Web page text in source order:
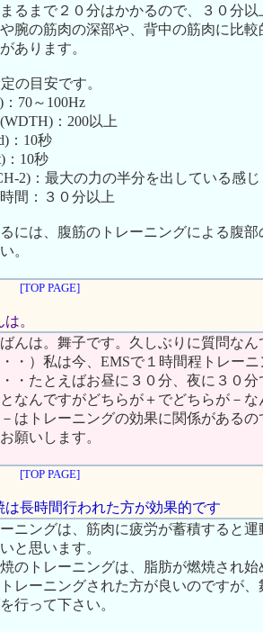
るまで２０分はかかるので、３０分
腕の筋肉の深部や、背中の筋肉に比
あります。
の目安です。
70～100Hz
：200以上
：10秒
：10秒
2)：最大の力の半分を出している感じ
間：３０分以上
には、腹筋のトレーニングによる腹
。
[TOP PAGE]
。
んは。舞子です。久しぶりに質問な
・）私は今、EMSで１時間程トレー
・たとえばお昼に３０分、夜に３０
なんですがどちらが＋でどちらが－
はトレーニングの効果に関係がある
願いします。
[TOP PAGE]
は長時間行われた方が効果的です
ニングは、筋肉に疲労が蓄積すると
と思います。
のトレーニングは、脂肪が燃焼され
レーニングされた方が良いのですが
行って下さい。